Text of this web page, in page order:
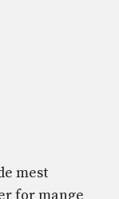
mest
for mange